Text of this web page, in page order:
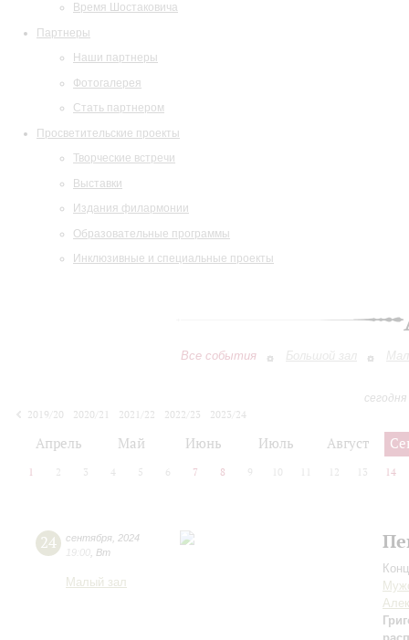
Время Шостаковича
Партнеры
Наши партнеры
Фотогалерея
Стать партнером
Просветительские проекты
Творческие встречи
Выставки
Издания филармонии
Образовательные программы
Инклюзивные и специальные проекты
Все события Большой зал
2019/20
2020/21 2021/22 2022/23
2023/24
Апрель Май Июнь Июль Август
1 2 3 4 5 6 7 8 9 10 12 13 14
24 сентября 2024
19:00 Вт
Малый зал